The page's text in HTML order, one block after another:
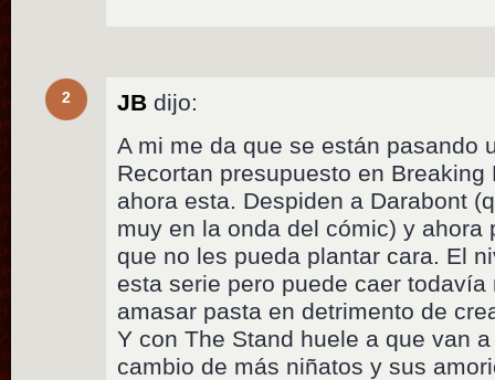
2 JB dijo:
A mi me da que se están pasando
Recortan presupuesto en
ahora esta. Despiden a Darabont
muy en la onda del cómic) y ahora
que no les pueda plantar cara. El
esta serie pero puede caer
amasar pasta en detrimento de
Y con The Stand huele a que van
cambio de más niñatos y sus